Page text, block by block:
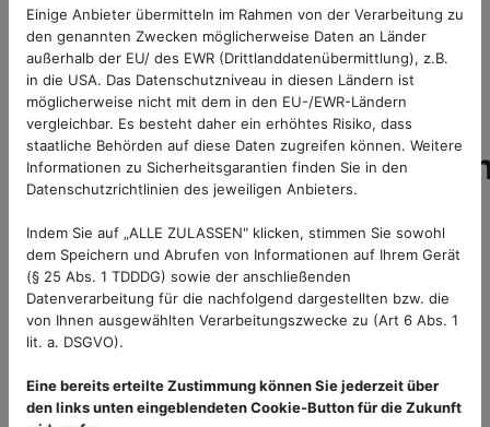
hereinlassen, ohne Insekten anzulocken.
🪲
Die optimale Lösung für
Kellerfenster
Lichtschächte sind besondere Problemzonen , da
sie oft dauerhaft beleuchtet sind und gleichzeitig
als Fallen für Insekten fungieren. Eine
professionelle
Lichtschachtabdeckungbietet hier
die beste Lösung:
Einige Anbieter übermitteln im Rahmen von der Verarbeitung zu
den genannten Zwecken möglicherweise Daten an Länder
außerhalb der EU/ des EWR (Drittlanddatenübermittlung), z.B.
in die USA. Das Datenschutzniveau in diesen Ländern ist
möglicherweise nicht mit dem in den EU-/EWR-Ländern
vergleichbar. Es besteht daher ein erhöhtes Risiko, dass
staatliche Behörden auf diese Daten zugreifen können. Weitere
Informationen zu Sicherheitsgarantien finden Sie in den
Datenschutzrichtlinien des jeweiligen Anbieters.
Indem Sie auf „ALLE ZULASSEN" klicken, stimmen Sie sowohl
dem Speichern und Abrufen von Informationen auf Ihrem Gerät
(§ 25 Abs. 1 TDDDG) sowie der anschließenden
Datenverarbeitung für die nachfolgend dargestellten bzw. die
von Ihnen ausgewählten Verarbeitungszwecke zu (Art 6 Abs. 1
lit. a. DSGVO).
Eine bereits erteilte Zustimmung können Sie jederzeit über
den links unten eingeblendeten Cookie-Button für die Zukunft